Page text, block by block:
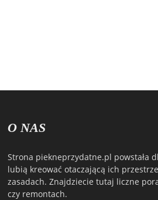
O NAS
Strona piekneprzydatne.pl powstała
lubią kreować otaczającą ich
zasadach. Znajdziecie tutaj liczne
czy remontach.